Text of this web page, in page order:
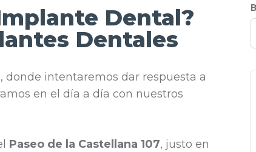
Dental?
Dentales
, donde intentaremos dar respuesta a
en el día a día con nuestros
Paseo de la Castellana 107, justo en